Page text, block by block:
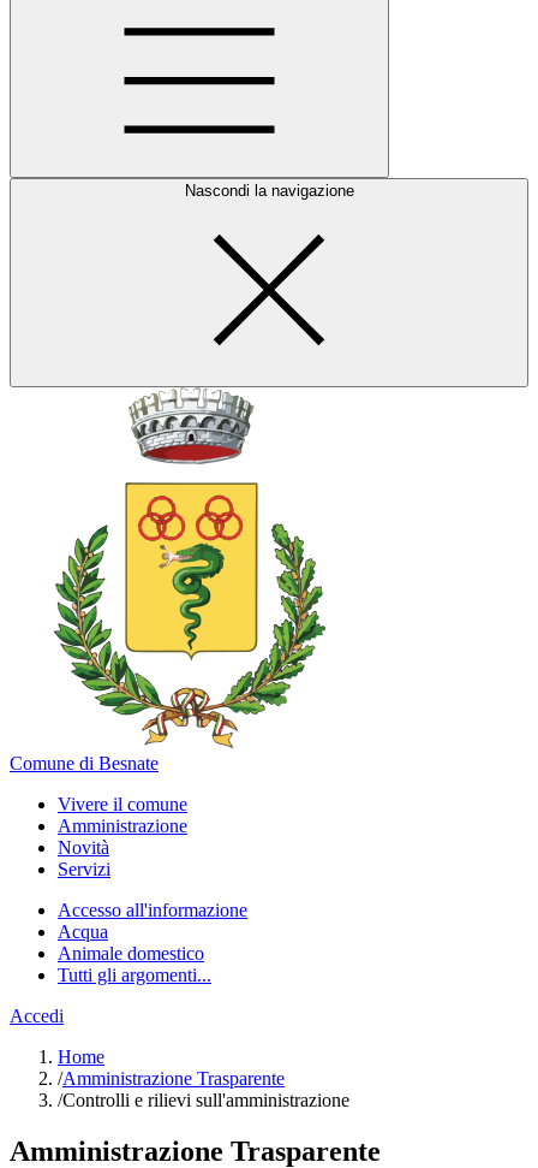
Nascondi la navigazione
Comune di Besnate
Vivere il comune
Amministrazione
Novità
Servizi
Accesso all'informazione
Acqua
Animale domestico
Tutti gli argomenti...
Accedi
Home
/Amministrazione Trasparente
/Controlli e rilievi sull'amministrazione
Amministrazione Trasparente